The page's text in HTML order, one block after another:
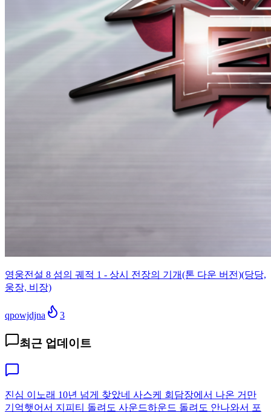
영웅전설 8 섬의 궤적 1 - 상시 전장의 기개(톤 다운 버전)(당당,
웅장, 비장)
qpowjdjna 3
최근 업데이트
진심 이노래 10년 넘게 찾았네 사스케 회담장에서 나온 거만
기억햇어서 지피티 돌려도 사운드하운드 돌려도 안나와서 포